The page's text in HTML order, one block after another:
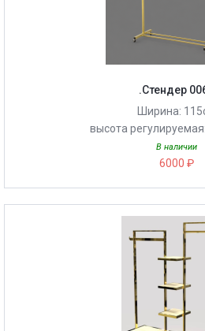
.Стендер
Ширина:
высота
В наличии
6000 ₽